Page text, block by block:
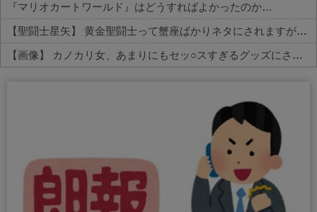
『マリオカートワールド』はどうすればよかったのか…
【聖闘士星矢】 黄金聖闘士って蟹座ばかりネタにされますが牡牛座も大概ですよねｗｗｗ
【画像】 カノカリ女、あまりにもセッ○スすぎるグッズにされてしまう